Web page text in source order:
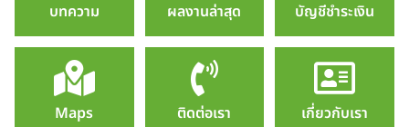
บทความ ผลงานล่าสุด บัญชีชำระเงิน
Maps ติดต่อเรา เกี่ยวกับเรา